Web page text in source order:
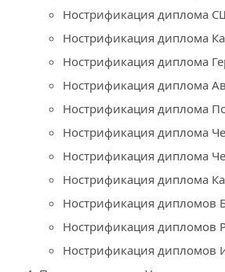
Нострификация диплома
Нострификация диплома
Нострификация диплома
Нострификация диплома
Нострификация диплома
Нострификация диплома
Нострификация диплома
Нострификация диплома
Нострификация дипломов
Нострификация дипломов
Нострификация дипломов